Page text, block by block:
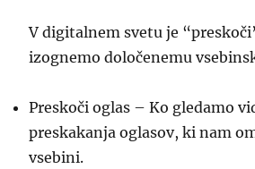
V digitalnem svetu je
izognemo določenemu
Preskoči oglas – Ko gledamo
preskakanja oglasov, ki nam
vsebini.